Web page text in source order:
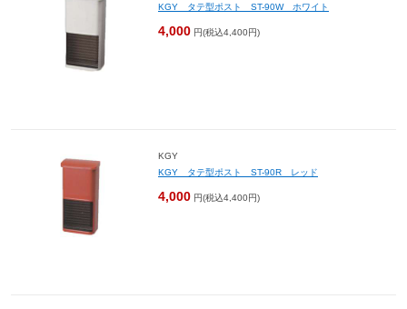
KGY タテ型ポスト ST-90W ホワイト
4,000 円(税込4,400円)
KGY
KGY タテ型ポスト ST-90R レッド
4,000 円(税込4,400円)